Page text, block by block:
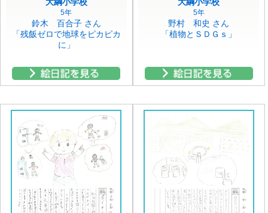
5年
鈴木 百合子 さん
「残飯ゼロで地球をピカピカ
に」
5年
野村 和史 さん
「植物とＳＤＧｓ」